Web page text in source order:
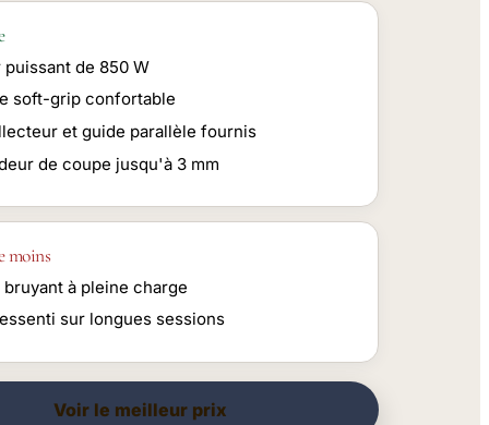
puissant de 850 W
soft-grip confortable
et guide parallèle fournis
de coupe jusqu'à 3 mm
moins
bruyant à pleine charge
sur longues sessions
Voir le meilleur prix